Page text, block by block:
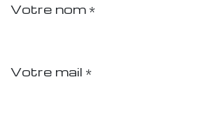
Votre nom *
Votre mail *